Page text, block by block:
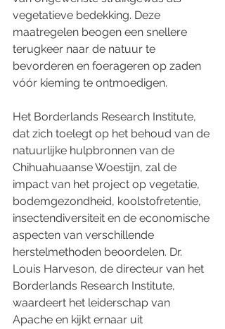
vegetatieve bedekking. Deze
maatregelen beogen een snellere
terugkeer naar de natuur te
bevorderen en foerageren op zaden
vóór kieming te ontmoedigen.
Het Borderlands Research Institute,
dat zich toelegt op het behoud van de
natuurlijke hulpbronnen van de
Chihuahuaanse Woestijn, zal de
impact van het project op vegetatie,
bodemgezondheid, koolstofretentie,
insectendiversiteit en de economische
aspecten van verschillende
herstelmethoden beoordelen. Dr.
Louis Harveson, de directeur van het
Borderlands Research Institute,
waardeert het leiderschap van
Apache en kijkt ernaar uit